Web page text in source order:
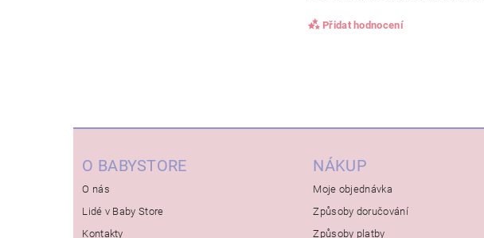
Přidat hodnocení
O BABYSTORE
O nás
Lidé v Baby Store
Kontakty
NÁKUP
Moje objednávka
Způsoby doručování
Způsoby platby